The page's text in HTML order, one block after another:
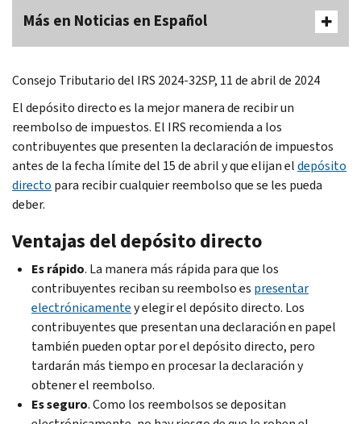
Más en Noticias en Español
Consejo Tributario del IRS 2024-32SP, 11 de abril de 2024
El depósito directo es la mejor manera de recibir un
reembolso de impuestos. El IRS recomienda a los
contribuyentes que presenten la declaración de impuestos
antes de la fecha límite del 15 de abril y que elijan eldepósito
directo para recibir cualquier reembolso que se les pueda
deber.
Ventajas del depósito directo
Es rápido. La manera más rápida para que los
contribuyentes reciban su reembolso es presentar
electrónicamentey elegir el depósito directo. Los
contribuyentes que presentan una declaración en papel
también pueden optar por el depósito directo, pero
tardarán más tiempo en procesar la declaración y
obtener el reembolso.
Es seguro. Como los reembolsos se depositan